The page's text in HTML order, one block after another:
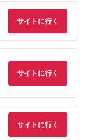
サイトに行く
サイトに行く
サイトに行く